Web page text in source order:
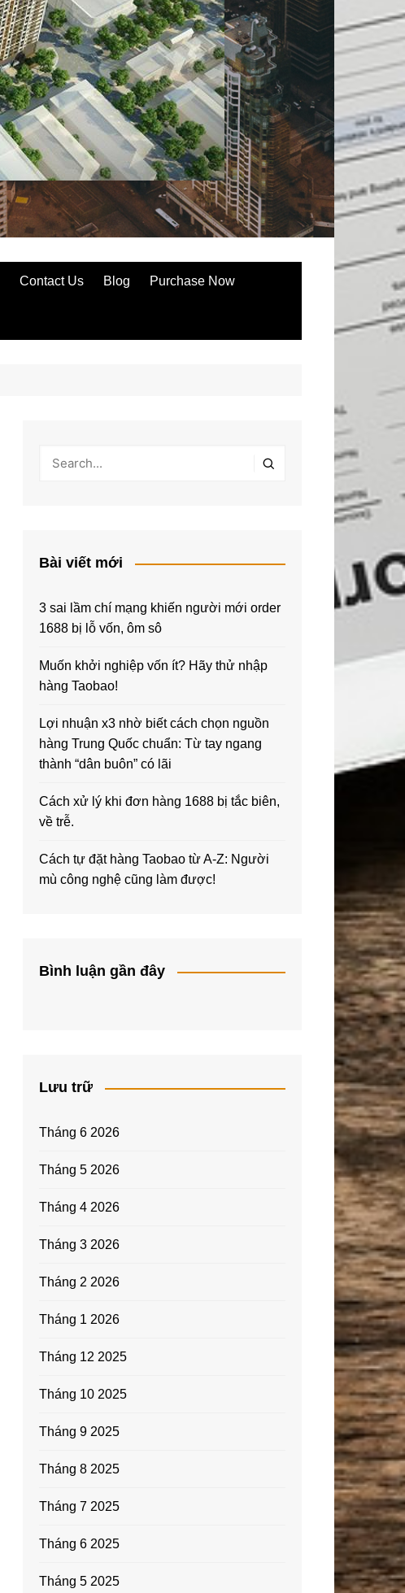
Contact Us Blog Purchase Now
Bài viết mới
3 sai lầm chí mạng khiến người mới order
1688 bị lỗ vốn, ôm sô
Muốn khởi nghiệp vốn ít? Hãy thử nhập
hàng Taobao!
Lợi nhuận x3 nhờ biết cách chọn nguồn
hàng Trung Quốc chuẩn: Từ tay ngang
thành “dân buôn” có lãi
Cách xử lý khi đơn hàng 1688 bị tắc biên,
về trễ.
Cách tự đặt hàng Taobao từ A-Z: Người
mù công nghệ cũng làm được!
Bình luận gần đây
Lưu trữ
Tháng 6 2026
Tháng 5 2026
Tháng 4 2026
Tháng 3 2026
Tháng 2 2026
Tháng 1 2026
Tháng 12 2025
Tháng 10 2025
Tháng 9 2025
Tháng 8 2025
Tháng 7 2025
Tháng 6 2025
Tháng 5 2025